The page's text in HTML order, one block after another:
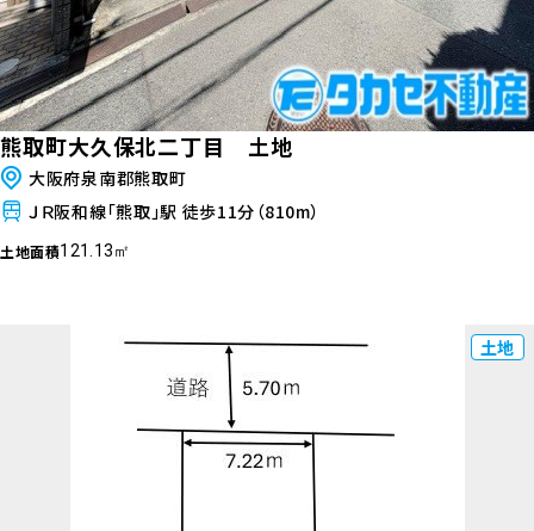
熊取町大久保北二丁目 土地
大阪府泉南郡熊取町
ＪＲ阪和線「熊取」駅 徒歩11分（810m）
土地面積121.13㎡
土地